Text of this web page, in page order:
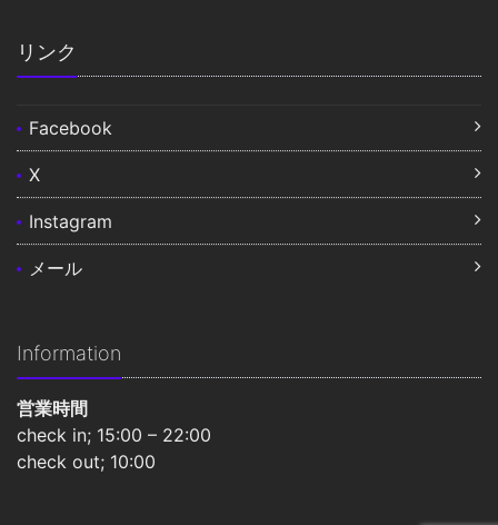
リンク
Facebook
X
Instagram
メール
Information
営業時間
check in; 15:00 – 22:00
check out; 10:00